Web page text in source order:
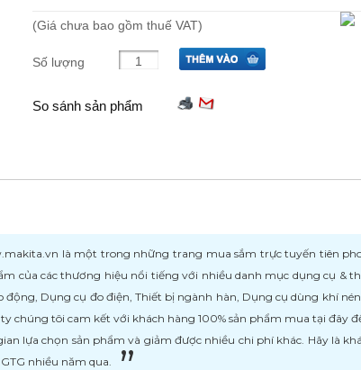
(Giá chưa bao gồm thuế VAT)
Số lượng
So sánh sản phẩm
là một trong những trang mua sắm trực tuyến tiên
của các thương hiệu nổi tiếng với nhiều danh mục dụng cụ &
động, Dụng cụ đo điện, Thiết bị ngành hàn, Dụng cụ dùng khí
chúng tôi cam kết với khách hàng 100% sản phẩm mua tại đây
lựa chọn sản phẩm và giảm được nhiều chi phí khác. Hãy là
nhiều năm qua.